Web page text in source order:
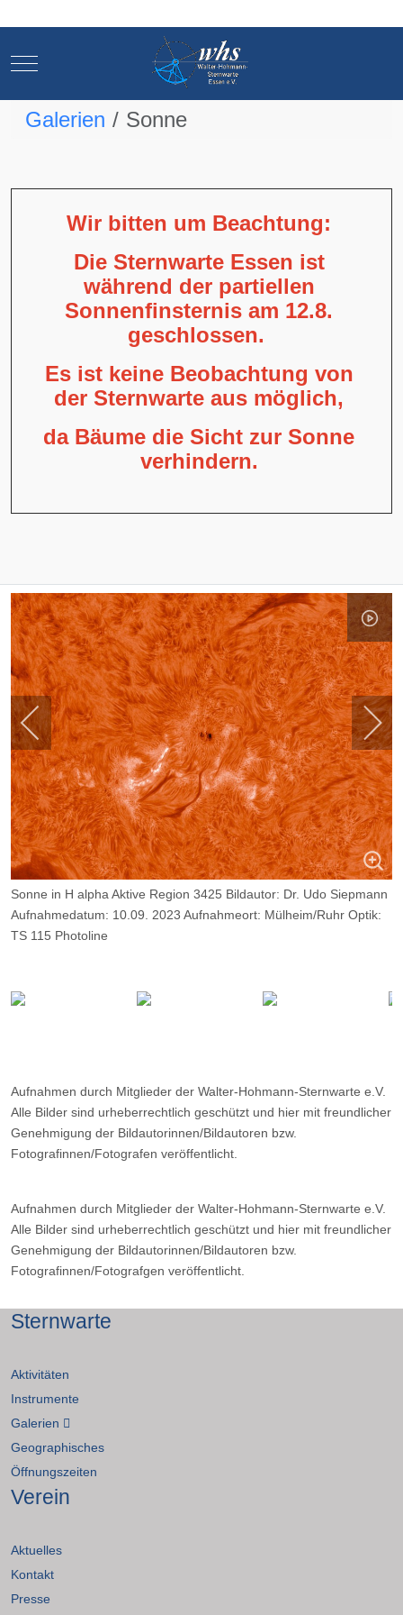
Mobile Menu Toggle
Galerien Sonne
Wir bitten um Beachtung:
Die Sternwarte Essen ist
während der partiellen
Sonnenfinsternis am 12.8.
geschlossen.
Es ist keine Beobachtung von
der Sternwarte aus möglich,
da Bäume die Sicht zur Sonne
verhindern.
Sonne in H alpha Aktive Region 3425 Bildautor: Dr. Udo Siepmann
Aufnahmedatum: 10.09. 2023 Aufnahmeort: Mülheim/Ruhr Optik:
TS 115 Photoline
2500 Frames, davon 9%.
Aufnahmen durch Mitglieder der Walter-Hohmann-Sternwarte e.V.
Alle Bilder sind urheberrechtlich geschützt und hier mit freundlicher
Genehmigung der Bildautorinnen/Bildautoren bzw.
Fotografinnen/Fotografen veröffentlicht.
Aufnahmen durch Mitglieder der Walter-Hohmann-Sternwarte e.V.
Alle Bilder sind urheberrechtlich geschützt und hier mit freundlicher
Genehmigung der Bildautorinnen/Bildautoren bzw.
Fotografinnen/Fotografgen veröffentlicht.
Sternwarte
Aktivitäten
Instrumente
Galerien
Geographisches
Öffnungszeiten
Verein
Aktuelles
Kontakt
Presse